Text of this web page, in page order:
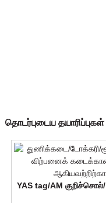
தொடர்புடைய தயாரிப்புகள்
YAS tag/AM